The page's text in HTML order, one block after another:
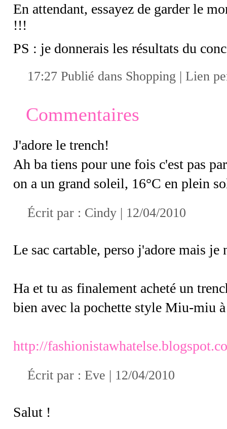
En attendant, essayez de garder le
!!!
PS : je donnerais les résultats du
17:27 Publié dans Shopping | Lien
Commentaires
J'adore le trench!
Ah ba tiens pour une fois c'est pas
on a un grand soleil, 16°C en plein
Écrit par : Cindy | 12/04/2010
Le sac cartable, perso j'adore mais
Ha et tu as finalement acheté un
bien avec la pochette style Miu-miu
http://
Écrit par : Eve | 12/04/2010
Salut !